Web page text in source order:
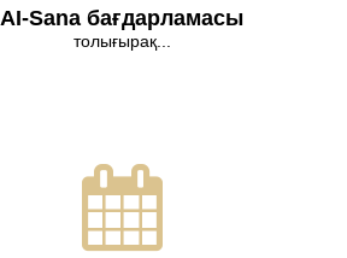
AI-Sana бағдарламасы
толығырақ...